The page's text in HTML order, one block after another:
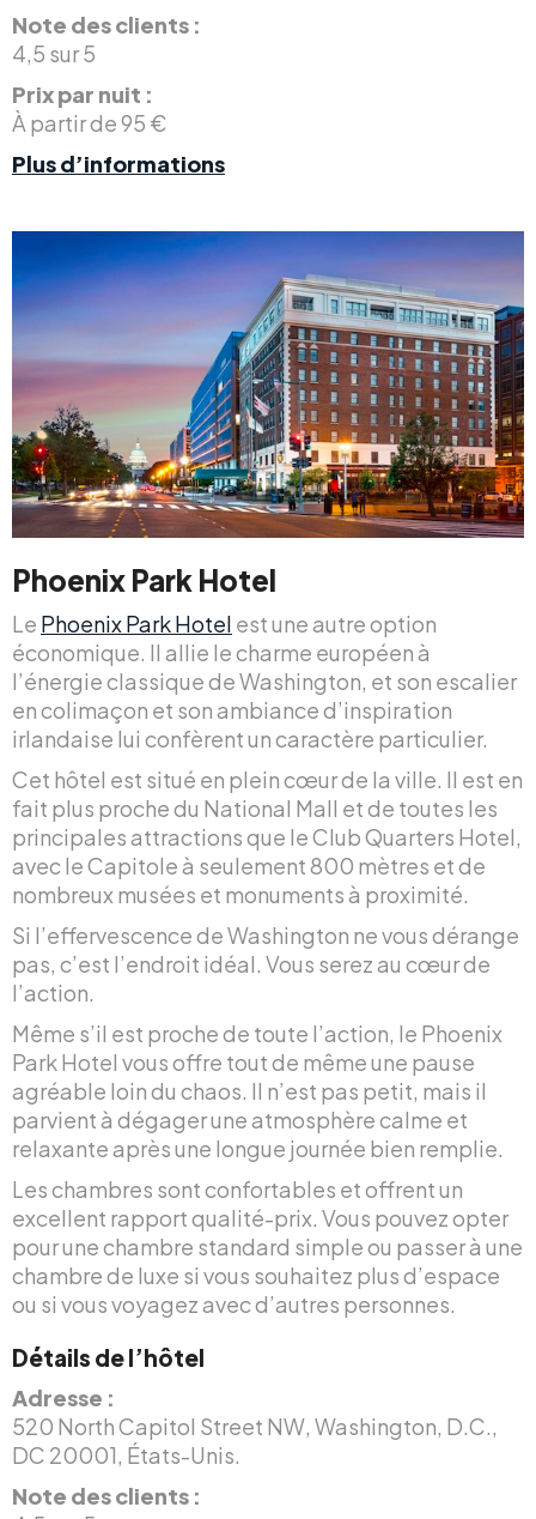
Note des clients :
4,5 sur 5
Prix par nuit :
À partir de 95 €
Plus d’informations
Phoenix Park Hotel
Le Phoenix Park Hotel est une autre option
économique. Il allie le charme européen à
l’énergie classique de Washington, et son escalier
en colimaçon et son ambiance d’inspiration
irlandaise lui confèrent un caractère particulier.
Cet hôtel est situé en plein cœur de la ville. Il est en
fait plus proche du National Mall et de toutes les
principales attractions que le Club Quarters Hotel,
avec le Capitole à seulement 800 mètres et de
nombreux musées et monuments à proximité.
Si l’effervescence de Washington ne vous dérange
pas, c’est l’endroit idéal. Vous serez au cœur de
l’action.
Même s’il est proche de toute l’action, le Phoenix
Park Hotel vous offre tout de même une pause
agréable loin du chaos. Il n’est pas petit, mais il
parvient à dégager une atmosphère calme et
relaxante après une longue journée bien remplie.
Les chambres sont confortables et offrent un
excellent rapport qualité-prix. Vous pouvez opter
pour une chambre standard simple ou passer à une
chambre de luxe si vous souhaitez plus d’espace
ou si vous voyagez avec d’autres personnes.
Détails de l’hôtel
Adresse :
520 North Capitol Street NW, Washington, D.C.,
DC 20001, États-Unis.
Note des clients :